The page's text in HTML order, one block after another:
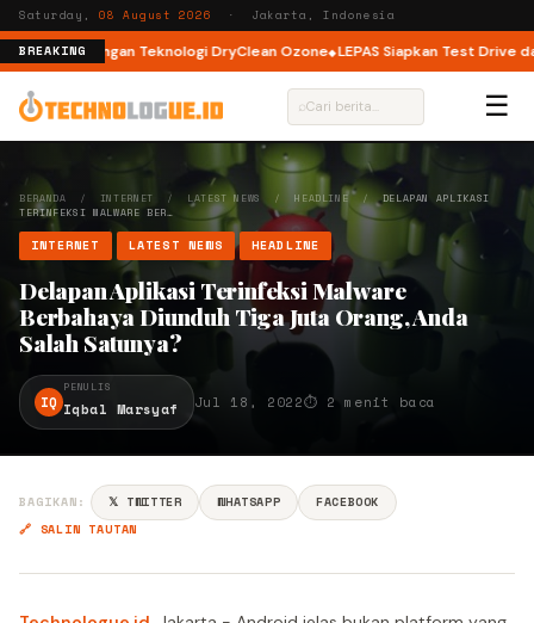
Saturday,08 August 2026 · Jakarta, Indonesia
BREAKING
Load dengan Teknologi DryClean Ozone LEPAS Siapkan Test Drive
⌕ ☰
BERANDA / INTERNET / LATEST NEWS /HEADLINE/DELAPAN APLIKASI
TERINFEKSI MALWARE BER…
INTERNET LATEST NEWS HEADLINE
Delapan Aplikasi Terinfeksi Malware
Berbahaya Diunduh Tiga Juta Orang, Anda
Salah Satunya?
IQ
PENULIS
Iqbal Marsyaf Jul 18, 2022⏱ 2 menit baca
BAGIKAN: 𝕏 TWITTER WHATSAPP
FACEBOOK
🔗 SALIN TAUTAN